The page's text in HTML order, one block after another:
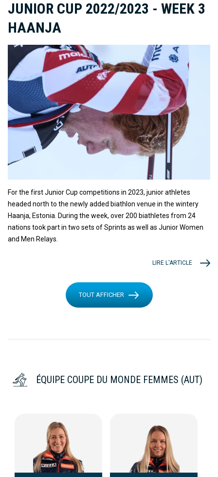
JUNIOR CUP 2022/2023 - WEEK 3
HAANJA
For the first Junior Cup competitions in 2023, junior athletes
headed north to the newly added biathlon venue in the wintery
Haanja, Estonia. During the week, over 200 biathletes from 24
nations took part in two sets of Sprints as well as Junior Women
and Men Relays.
LIRE L'ARTICLE
TOUT AFFICHER
ÉQUIPE COUPE DU MONDE FEMMES (AUT)